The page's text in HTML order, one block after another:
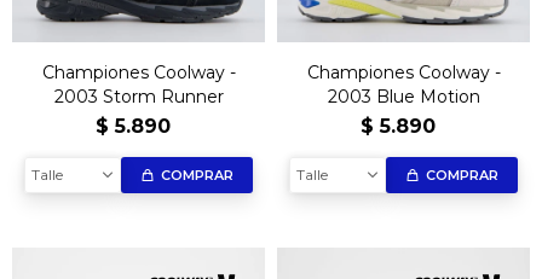
Championes Coolway -
2003 Storm Runner
$ 5.890
Talle COMPRAR
Championes Coolway -
2003 Blue Motion
$ 5.890
Talle COMPRAR